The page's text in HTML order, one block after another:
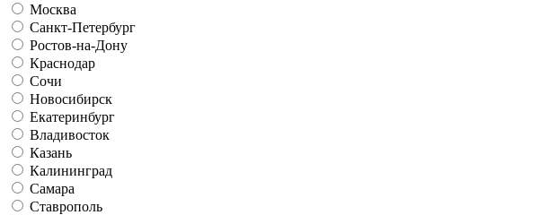
Москва
Санкт-Петербург
Ростов-на-Дону
Краснодар
Сочи
Новосибирск
Екатеринбург
Владивосток
Казань
Калининград
Самара
Ставрополь